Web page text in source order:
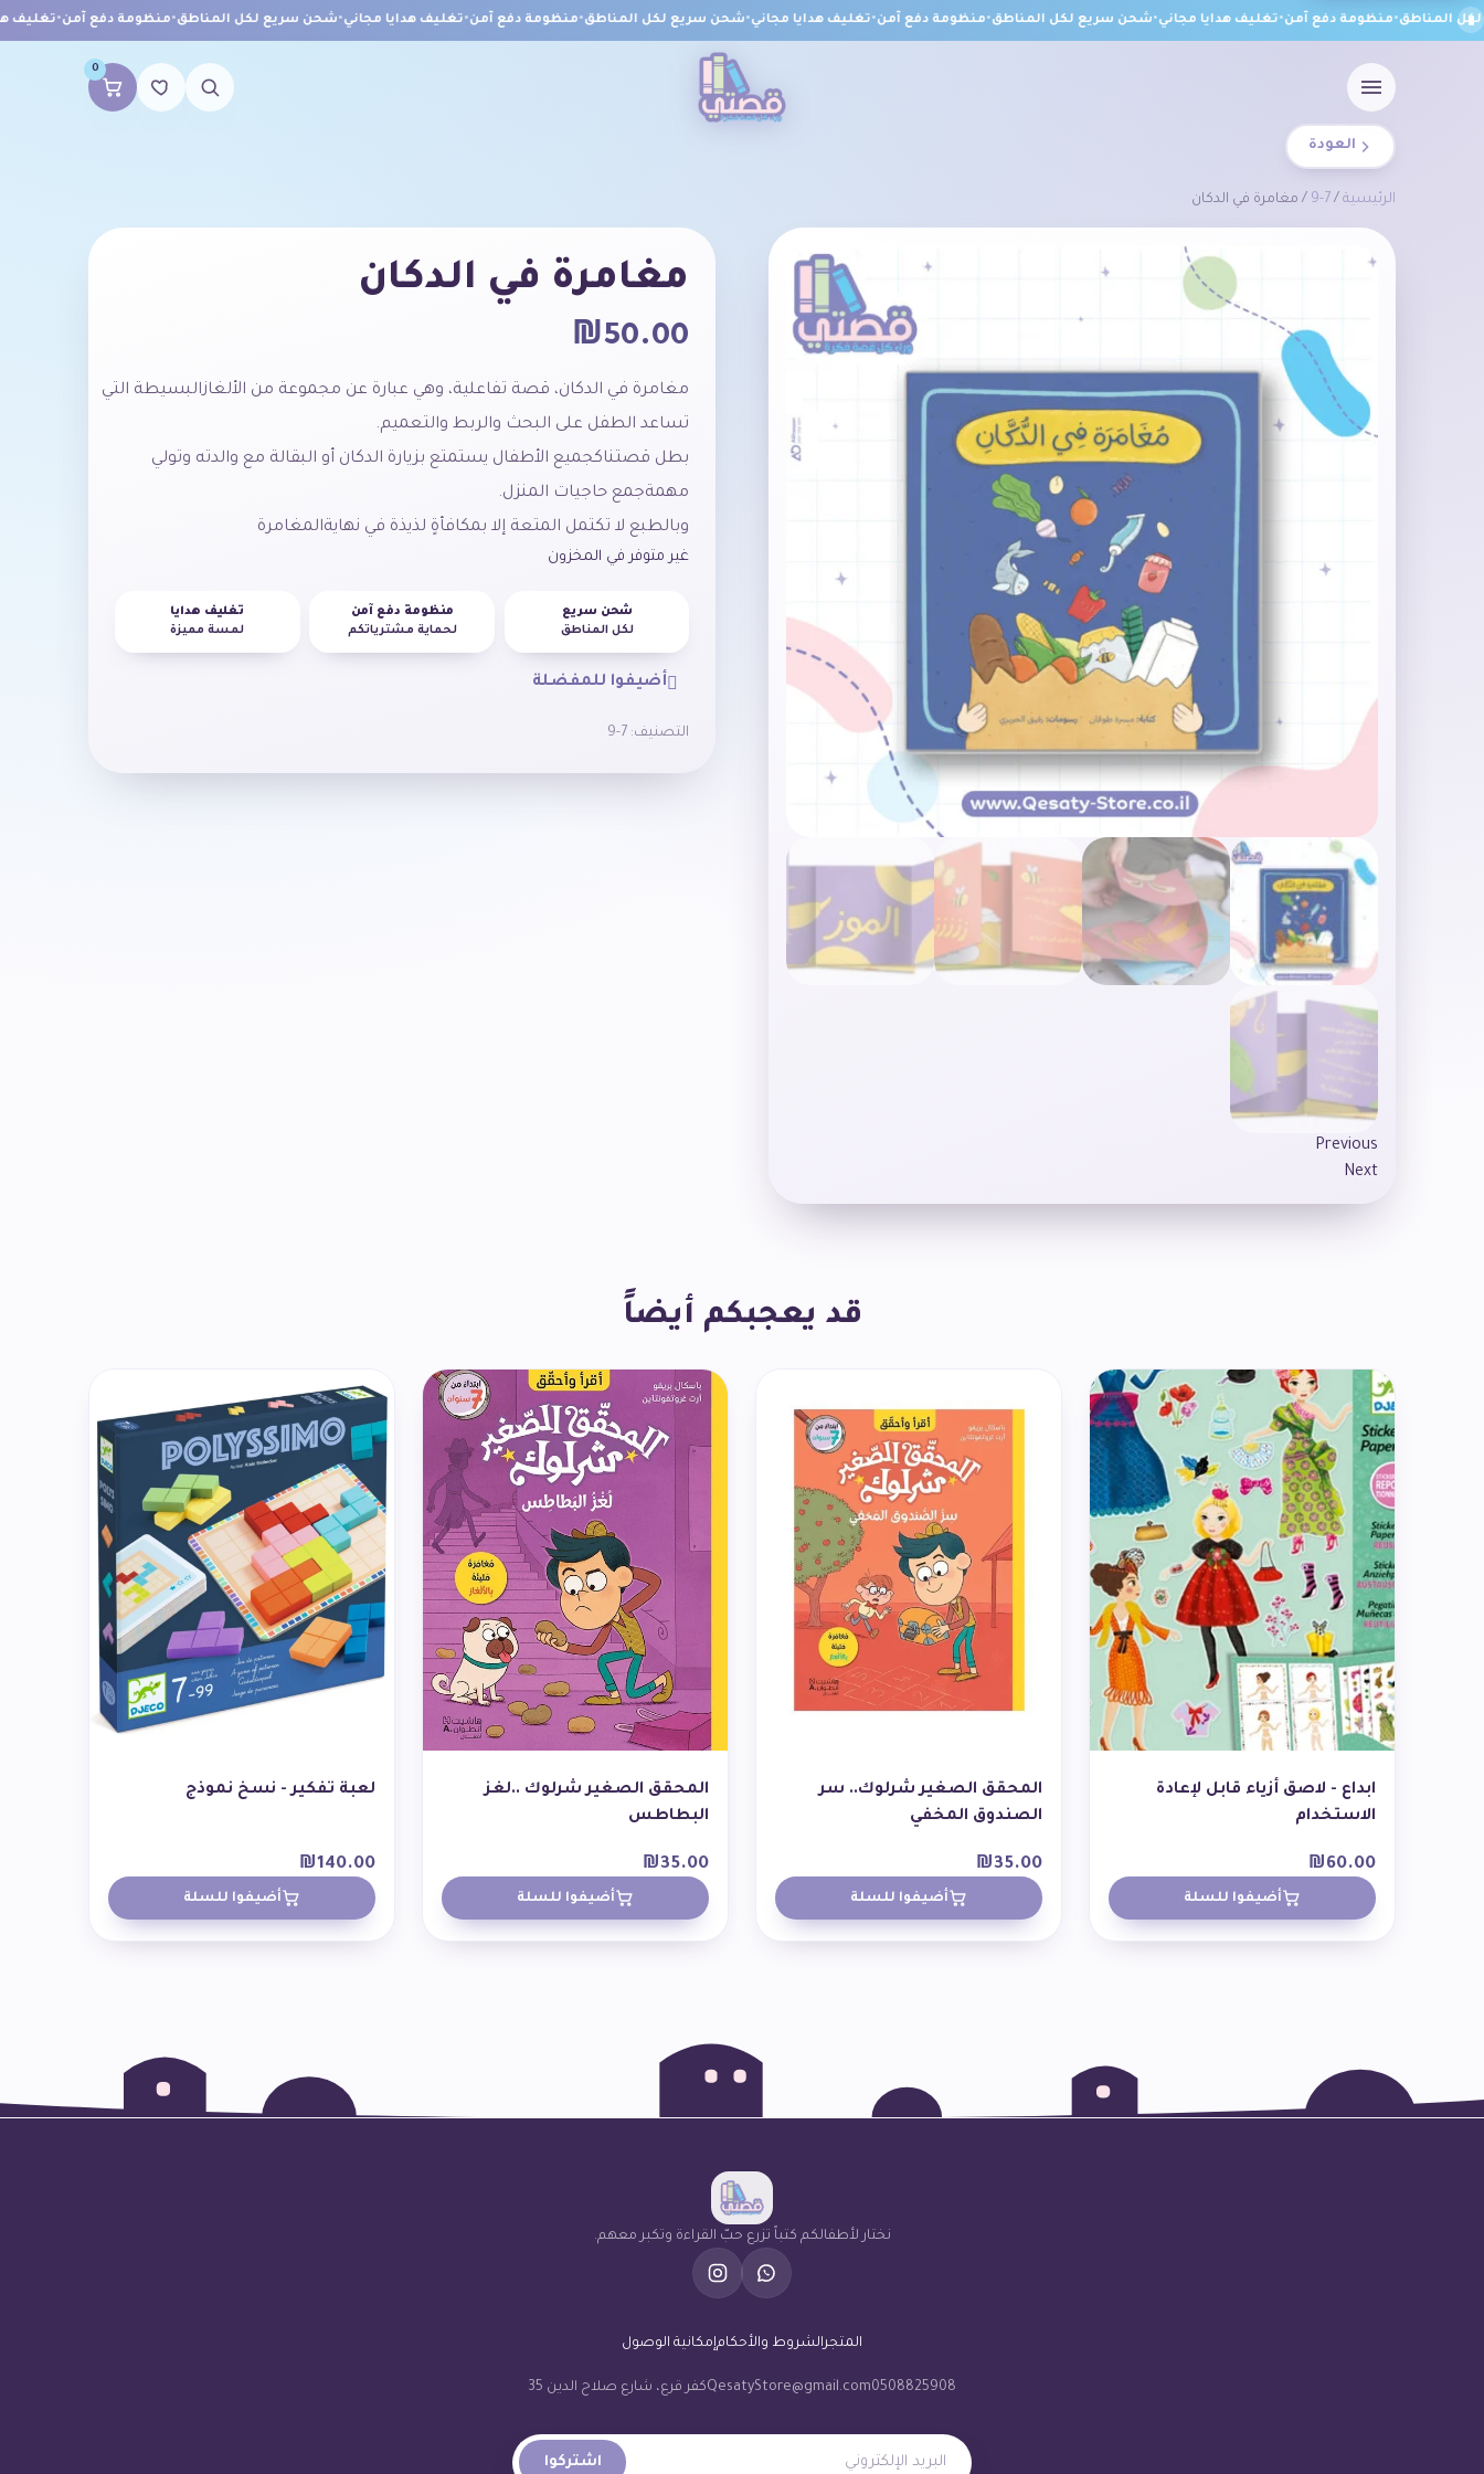
المناطق•منظومة دفع آمن•تغليف هدايا مجاني•شحن سريع لكل المناطق•منظومة دفع آمن•تغليف هدايا مجاني•شحن سريع لكل المناطق•منظومة دفع آمن•تغليف هدايا مجاني•شحن سريع لكل المناطق•منظومة دفع آمن•تغليف
0
العودة
الرئيسية /
7-9 / مغامرة في الدكان
Previous
Next
مغامرة في الدكان
₪50.00
مغامرة في الدكان، قصة تفاعلية، وهي عبارة عن مجموعة من الألغازالبسيطة التي
تساعد الطفل على البحث والربط والتعميم.
بطل قصتناكجميع الأطفال يستمتع بزيارة الدكان أو البقالة مع والدته وتولي
مهمةجمع حاجيات المنزل.
وبالطبع لا تكتمل المتعة إلا بمكافأةٍ لذيذة في نهايةالمغامرة
غير متوفر في المخزون
شحن سريع
لكل المناطق
منظومة دفع آمن
لحماية مشترياتكم
تغليف هدايا
لمسة مميزة
أضيفوا للمفضلة
التصنيف: 7-9
قد يعجبكم أيضاً
ابداع - لاصق أزياء قابل لإعادة
الاستخدام
₪60.00
أضيفوا للسلة
المحقق الصغير شرلوك.. سر
الصندوق المخفي
₪35.00
أضيفوا للسلة
المحقق الصغير شرلوك ..لغز
البطاطس
₪35.00
أضيفوا للسلة
لعبة تفكير - نسخ نموذج
₪140.00
أضيفوا للسلة
نختار لأطفالكم كتباً تزرع حبّ القراءة وتكبر معهم.
المتجر الشروط والأحكامإمكانية الوصول
0508825908
QesatyStore@gmail.comكفر قرع، شارع صلاح الدين 35
البريد الإلكتروني
اشتركوا